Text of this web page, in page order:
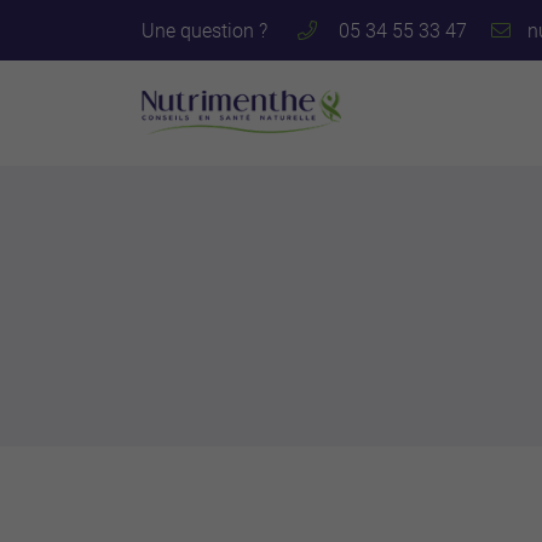
Une question ? 05 34 55 33 47
05 34 55 33 47